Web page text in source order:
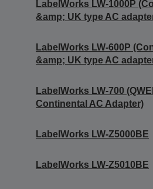
LabelWorks LW-1000P
&amp; UK type AC
LabelWorks LW-600P
&amp; UK type AC
LabelWorks LW-700
Continental AC Adapter)
LabelWorks LW-Z5000BE
LabelWorks LW-Z5010BE